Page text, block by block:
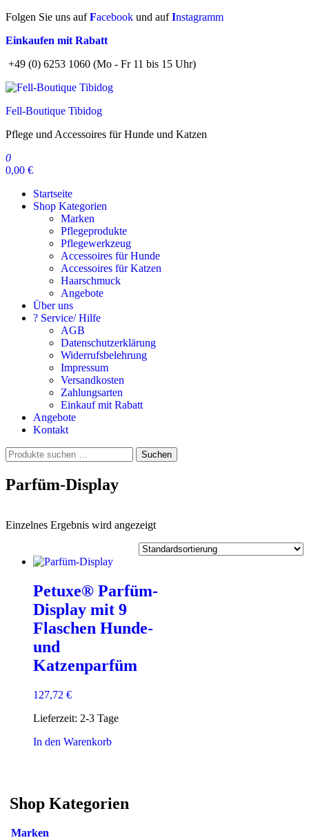
Zum
springen
Folgen Sie uns aufFacebook und aufInstagramm
Einkaufen mit Rabatt
+49 (0) 6253 1060 (Mo - Fr 11 bis 15 Uhr)
Fell-Boutique Tibidog
Pflege und Accessoires für Hunde und Katzen
0
0,00 €
Startseite
Shop Kategorien
Marken
Pflegeprodukte
Pflegewerkzeug
Accessoires für Hunde
Accessoires für Katzen
Haarschmuck
Angebote
Über uns
? Service/ Hilfe
AGB
Datenschutzerklärung
Widerrufsbelehrung
Impressum
Versandkosten
Zahlungsarten
Einkauf mit Rabatt
Angebote
Kontakt
Suchen
nach:
Suchen
Parfüm-Display
Einzelnes Ergebnis wird angezeigt
Petuxe® Parfüm-
Display mit 9
Flaschen Hunde-
und
Katzenparfüm
127,72 €
Lieferzeit: 2-3 Tage
In den Warenkorb
Shop Kategorien
Marken